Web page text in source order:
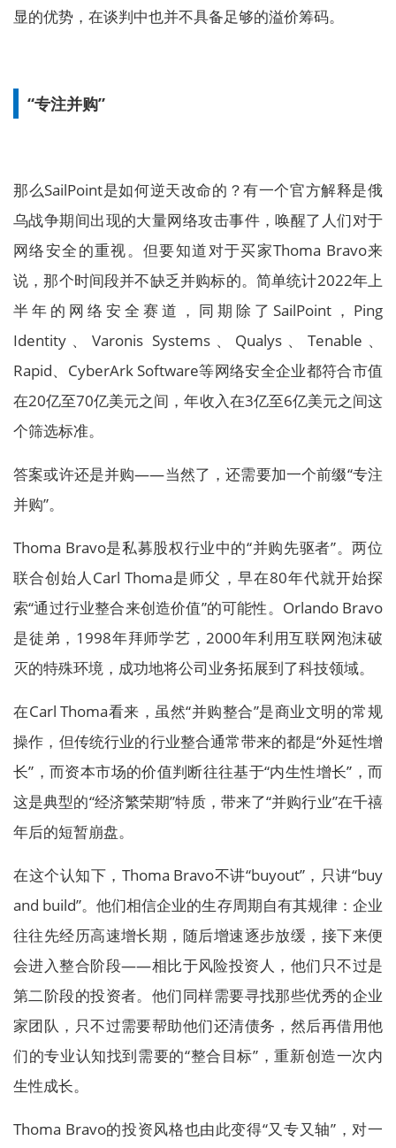
显的优势，在谈判中也并不具备足够的溢价筹码。
“专注并购”
那么SailPoint是如何逆天改命的？有一个官方解释是俄
乌战争期间出现的大量网络攻击事件，唤醒了人们对于
网络安全的重视。但要知道对于买家Thoma Bravo来
说，那个时间段并不缺乏并购标的。简单统计2022年上
半年的网络安全赛道，同期除了SailPoint，Ping
Identity、Varonis Systems、Qualys、Tenable、
Rapid、CyberArk Software等网络安全企业都符合市值
在20亿至70亿美元之间，年收入在3亿至6亿美元之间这
个筛选标准。
答案或许还是并购——当然了，还需要加一个前缀“专注
并购”。
Thoma Bravo是私募股权行业中的“并购先驱者”。两位
联合创始人Carl Thoma是师父，早在80年代就开始探
索“通过行业整合来创造价值”的可能性。Orlando Bravo
是徒弟，1998年拜师学艺，2000年利用互联网泡沫破
灭的特殊环境，成功地将公司业务拓展到了科技领域。
在Carl Thoma看来，虽然“并购整合”是商业文明的常规
操作，但传统行业的行业整合通常带来的都是“外延性增
长”，而资本市场的价值判断往往基于“内生性增长”，而
这是典型的“经济繁荣期”特质，带来了“并购行业”在千禧
年后的短暂崩盘。
在这个认知下，Thoma Bravo不讲“buyout”，只讲“buy
and build”。他们相信企业的生存周期自有其规律：企业
往往先经历高速增长期，随后增速逐步放缓，接下来便
会进入整合阶段——相比于风险投资人，他们只不过是
第二阶段的投资者。他们同样需要寻找那些优秀的企业
家团队，只不过需要帮助他们还清债务，然后再借用他
们的专业认知找到需要的“整合目标”，重新创造一次内
生性成长。
Thoma Bravo的投资风格也由此变得“又专又轴”，对一